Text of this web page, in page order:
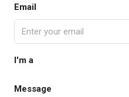
Email
I'm a
Message